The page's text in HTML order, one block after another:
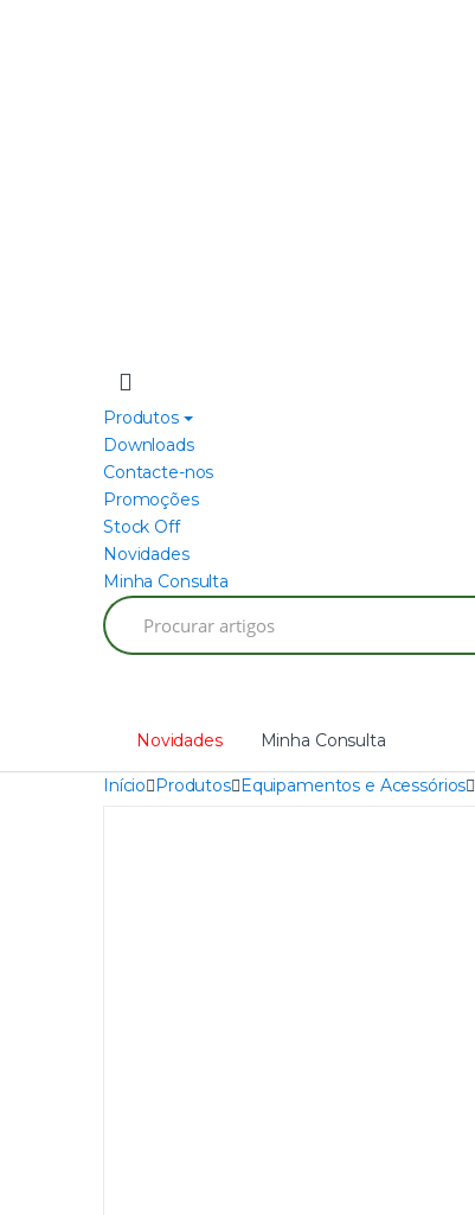
Produtos
Downloads
Contacte-nos
Promoções
Stock Off
Novidades
Minha Consulta
Search
for:
Novidades Minha Consulta
Início Produtos Equipamentos e Acessórios